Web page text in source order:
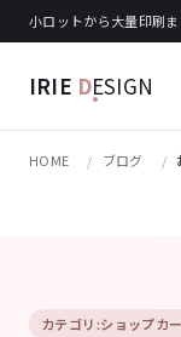
小ロットから大量印刷
IRIE DESIGN
HOME ブログ
カテゴリ:ショップカ